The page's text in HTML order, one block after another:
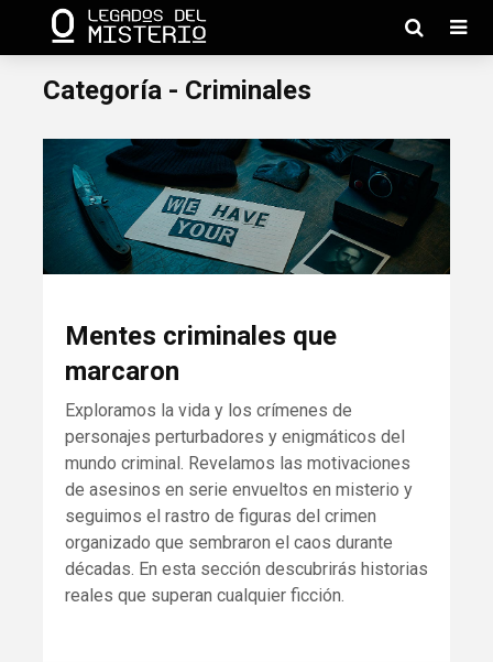
Categoría - Criminales
Mentes criminales que
marcaron
Exploramos la vida y los crímenes de
personajes perturbadores y enigmáticos del
mundo criminal. Revelamos las motivaciones
de asesinos en serie envueltos en misterio y
seguimos el rastro de figuras del crimen
organizado que sembraron el caos durante
décadas. En esta sección descubrirás historias
reales que superan cualquier ficción.